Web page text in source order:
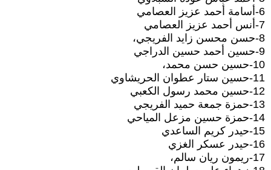
6-أسامة أحمد عزيز العصامي
7-أنس أحمد عزيز العصامي
8-حسن محسن زايد الفريجي،
9-حسين أحمد حسين الدراجي
10-حسين حسن محمد،
11-حسين ستار عطوان الحريشاوي
12-حسين محمد رسول الكعبي
13-حمزة جمعة حميد الفريجي
14-حمزة حسين مزعل المياحي
15-حيدر كريم الساعدي
16-حيدر عسكر الغزي
17-ريمون ريان سالم،